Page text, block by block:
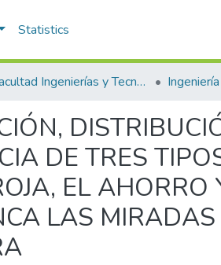
Statistics
Facultad Ingenierías y Tecnologías
DE TRES
EL AHORRO
LAS